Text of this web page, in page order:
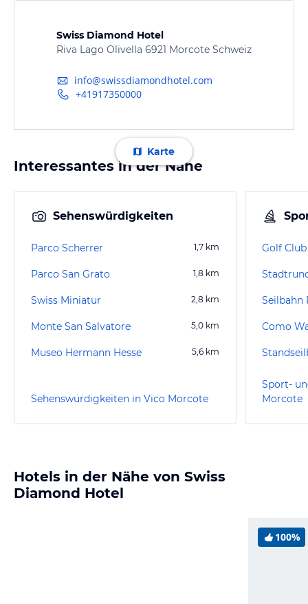
Swiss Diamond Hotel
Riva Lago Olivella 6921 Morcote Schweiz
info@swissdiamondhotel.com
+41917350000
Karte
Interessantes in der Nähe
Sehenswürdigkeiten
Parco Scherrer 1,7 km
Parco San Grato 1,8 km
Swiss Miniatur 2,8 km
Monte San Salvatore 5,0 km
Museo Hermann Hesse 5,6 km
Sehenswürdigkeiten in Vico Morcote
Golf
Seilbahn
Como
Sport-
Morcote
Hotels in der Nähe von Swiss
Diamond Hotel
100%